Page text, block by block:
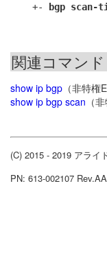
    +-
bgp scan-
関連コマンド
show ip bgp （非特権
show ip bgp scan （
(C) 2015 - 2019 アライ
PN: 613-002107 Rev.AA